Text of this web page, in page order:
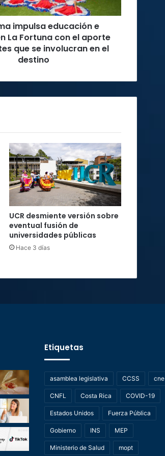
impulsa educación e
La Fortuna con el aporte
que se involucran en el
destino
UCR desmiente versión sobre
eventual fusión de
universidades públicas
Hace 3 días
Etiquetas
asamblea legislativa CCSS cne
CNFL Costa Rica COVID-19
Estados Unidos Fuerza Pública
Gobierno INS MEP
Ministerio de Salud mopt